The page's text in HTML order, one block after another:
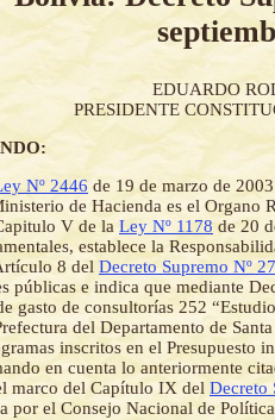
EDUARDO
PRESIDENTE
Nº 2446 de 19 de marzo de
de Hacienda es el Organo
V de la Ley Nº 1178 de 20
establece la
8 del Decreto Supremo Nº
públicas e indica que mediante
gasto de consultorías 252
del Departamento de
inscritos en el Presupuesto
en cuenta lo anteriormente
marco del Capítulo IX del Decreto
por el Consejo Nacional de